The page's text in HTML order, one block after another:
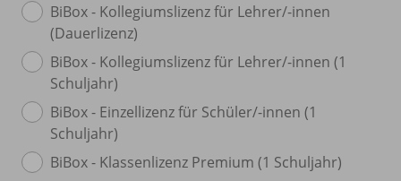
BiBox - Kollegiumslizenz für Lehrer/-innen
(Dauerlizenz)
BiBox - Kollegiumslizenz für Lehrer/-innen (1
Schuljahr)
BiBox - Einzellizenz für Schüler/-innen (1
Schuljahr)
BiBox - Klassenlizenz Premium (1 Schuljahr)